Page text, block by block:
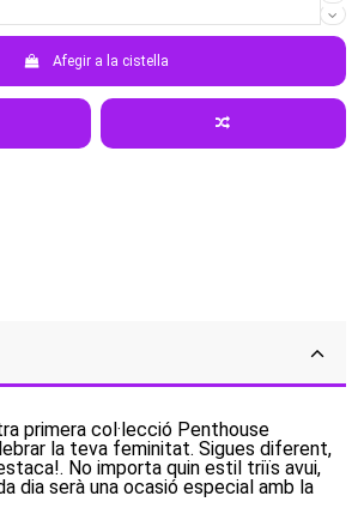
Afegir a la cistella
primera col·lecció Penthouse
la teva feminitat. Sigues diferent,
No importa quin estil triïs avui,
dia serà una ocasió especial amb la